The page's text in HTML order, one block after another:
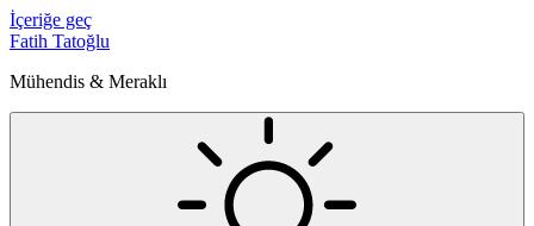
İçeriğe geç
Fatih Tatoğlu
Mühendis & Meraklı